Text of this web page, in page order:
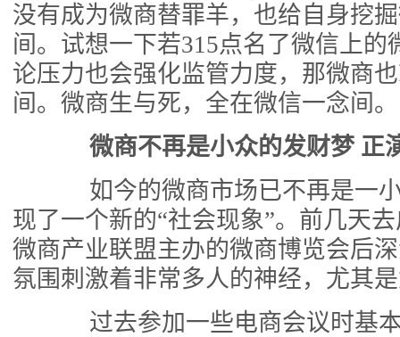
没有成为微商替罪羊，也给自身挖
间。试想一下若315点名了微信上的
论压力也会强化监管力度，那微商
间。微商生与死，全在微信一念间。
微商不再是小众的发财梦 正
如今的微商市场已不再是一小
现了一个新的“社会现象”。前几天
微商产业联盟主办的微商博览会后
氛围刺激着非常多人的神经，尤其
过去参加一些电商会议时基本